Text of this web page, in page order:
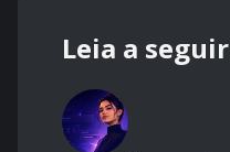
Leia a seguir